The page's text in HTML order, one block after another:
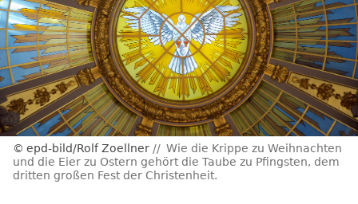
epd-bild/Rolf Zoellner
Wie die Krippe zu Weihnachten
und die Eier zu Ostern gehört die Taube zu Pfingsten, dem
dritten großen Fest der Christenheit.